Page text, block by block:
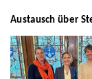
Austausch über